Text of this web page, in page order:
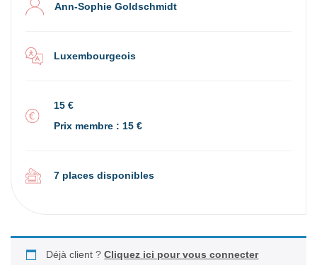
Ann-Sophie Goldschmidt
Luxembourgeois
15 €
Prix membre : 15 €
7 places disponibles
Déjà client ?Cliquez ici pour vous connecter